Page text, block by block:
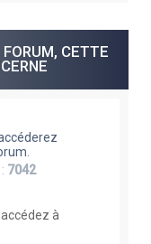
CETTE
7042
à